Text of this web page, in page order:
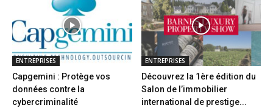
ENTREPRISES
Capgemini : Protège vos
données contre la
cybercriminalité
ENTREPRISES
Découvrez la 1ère édition du
Salon de l’immobilier
international de prestige...